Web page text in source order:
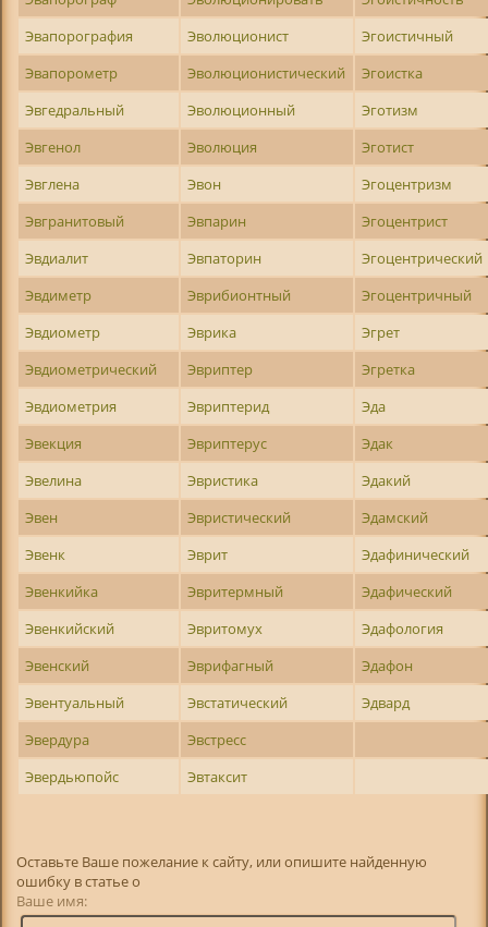
Эвапорография
Эволюционист
Эгоистичный
Эвапорометр
Эволюционистический
Эгоистка
Эвгедральный
Эволюционный
Эготизм
Эвгенол
Эволюция
Эготист
Эвглена
Эвон
Эгоцентризм
Эвгранитовый
Эвпарин
Эгоцентрист
Эвдиалит
Эвпаторин
Эгоцентрический
Эвдиметр
Эврибионтный
Эгоцентричный
Эвдиометр
Эврика
Эгрет
Эвдиометрический
Эвриптер
Эгретка
Эвдиометрия
Эвриптерид
Эда
Эвекция
Эвриптерус
Эдак
Эвелина
Эвристика
Эдакий
Эвен
Эвристический
Эдамский
Эвенк
Эврит
Эдафинический
Эвенкийка
Эвритермный
Эдафический
Эвенкийский
Эвритомух
Эдафология
Эвенский
Эврифагный
Эдафон
Эвентуальный
Эвстатический
Эдвард
Эвердура
Эвстресс
Эвердьюпойс
Эвтаксит
Оставьте Ваше пожелание к сайту, или опишите найденную
ошибку в статье о
Ваше имя: